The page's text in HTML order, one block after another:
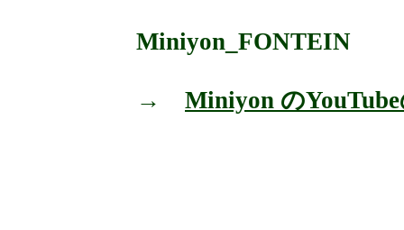
Miniyon_FONTEIN
→ Miniyon の